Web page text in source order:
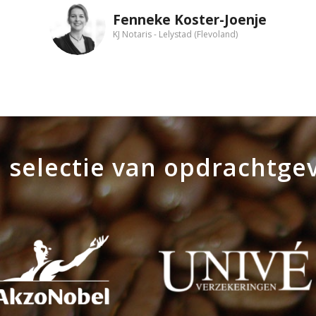
Fenneke Koster-Joenje
KJ Notaris - Lelystad (Flevoland)
Hans Ettema
JE Uitvaart - Zwaag (Noord-Holland)
selectie van